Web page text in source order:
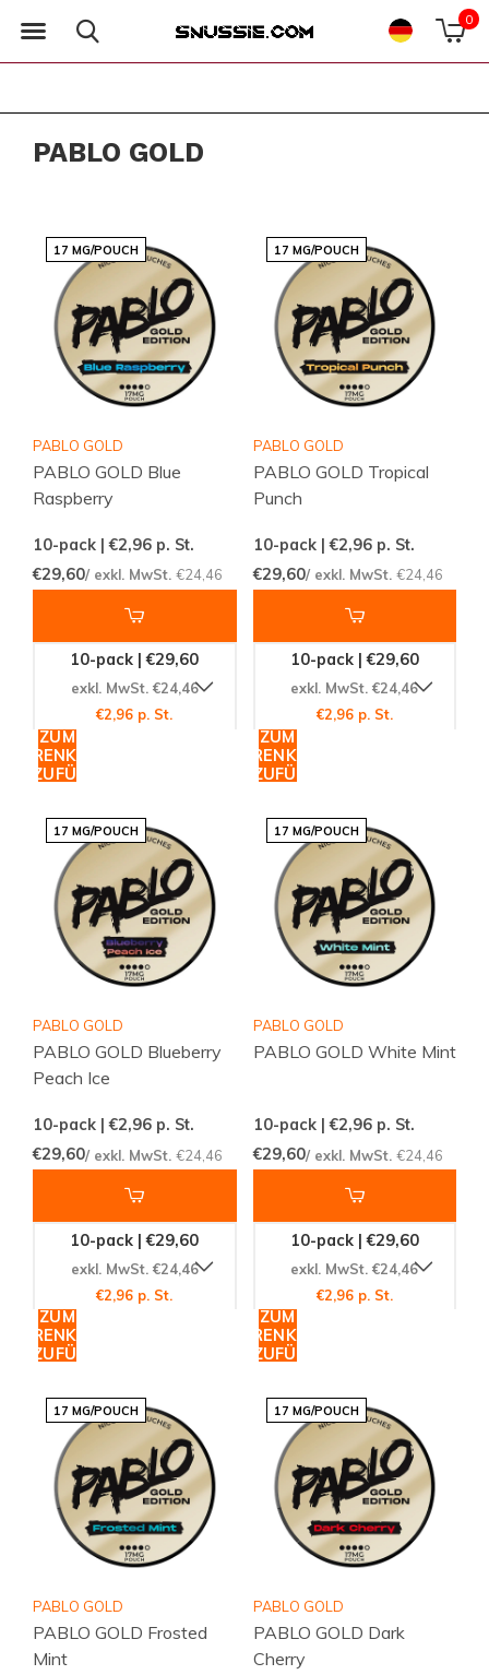
0
PABLO GOLD
17 MG/POUCH
PABLO GOLD
PABLO GOLD Blue
Raspberry
10-pack | €2,96 p. St.
€29,60/ exkl. MwSt. €24,46
10-pack | €29,60
exkl. MwSt. €24,46
€2,96 p. St.
ZUM
WARENKORB
HINZUFÜGEN
17 MG/POUCH
PABLO GOLD
PABLO GOLD Tropical
Punch
10-pack | €2,96p. St.
€29,60/ exkl. MwSt. €24,46
10-pack | €29,60
exkl. MwSt. €24,46
€2,96 p. St.
ZUM
WARENKORB
HINZUFÜGEN
17 MG/POUCH
PABLO GOLD
PABLO GOLD Blueberry
Peach Ice
10-pack | €2,96 p. St.
€29,60/ exkl. MwSt. €24,46
10-pack | €29,60
exkl. MwSt. €24,46
€2,96 p. St.
ZUM
WARENKORB
HINZUFÜGEN
17 MG/POUCH
PABLO GOLD
PABLO GOLD White Mint
10-pack | €2,96p. St.
€29,60/ exkl. MwSt. €24,46
10-pack | €29,60
exkl. MwSt. €24,46
€2,96 p. St.
ZUM
WARENKORB
HINZUFÜGEN
17 MG/POUCH
PABLO GOLD
PABLO GOLD Frosted
Mint
17 MG/POUCH
PABLO GOLD
PABLO GOLD Dark
Cherry